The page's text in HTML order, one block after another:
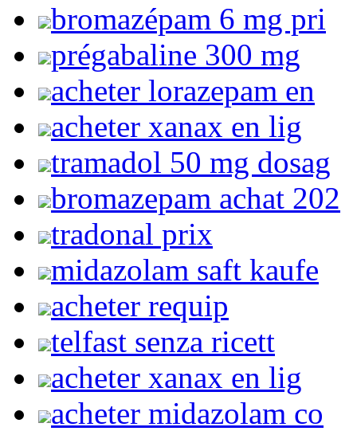
bromazépam 6 mg pri
prégabaline 300 mg
acheter lorazepam en
acheter xanax en lig
tramadol 50 mg dosag
bromazepam achat 202
tradonal prix
midazolam saft kaufe
acheter requip
telfast senza ricett
acheter xanax en lig
acheter midazolam co